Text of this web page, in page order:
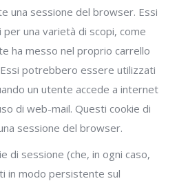
una sessione del browser. Essi
una varietà di scopi, come
ha messo nel proprio carrello
potrebbero essere utilizzati
un utente accede a internet
di web-mail. Questi cookie di
sessione del browser.
di sessione (che, in ogni caso,
in modo persistente sul